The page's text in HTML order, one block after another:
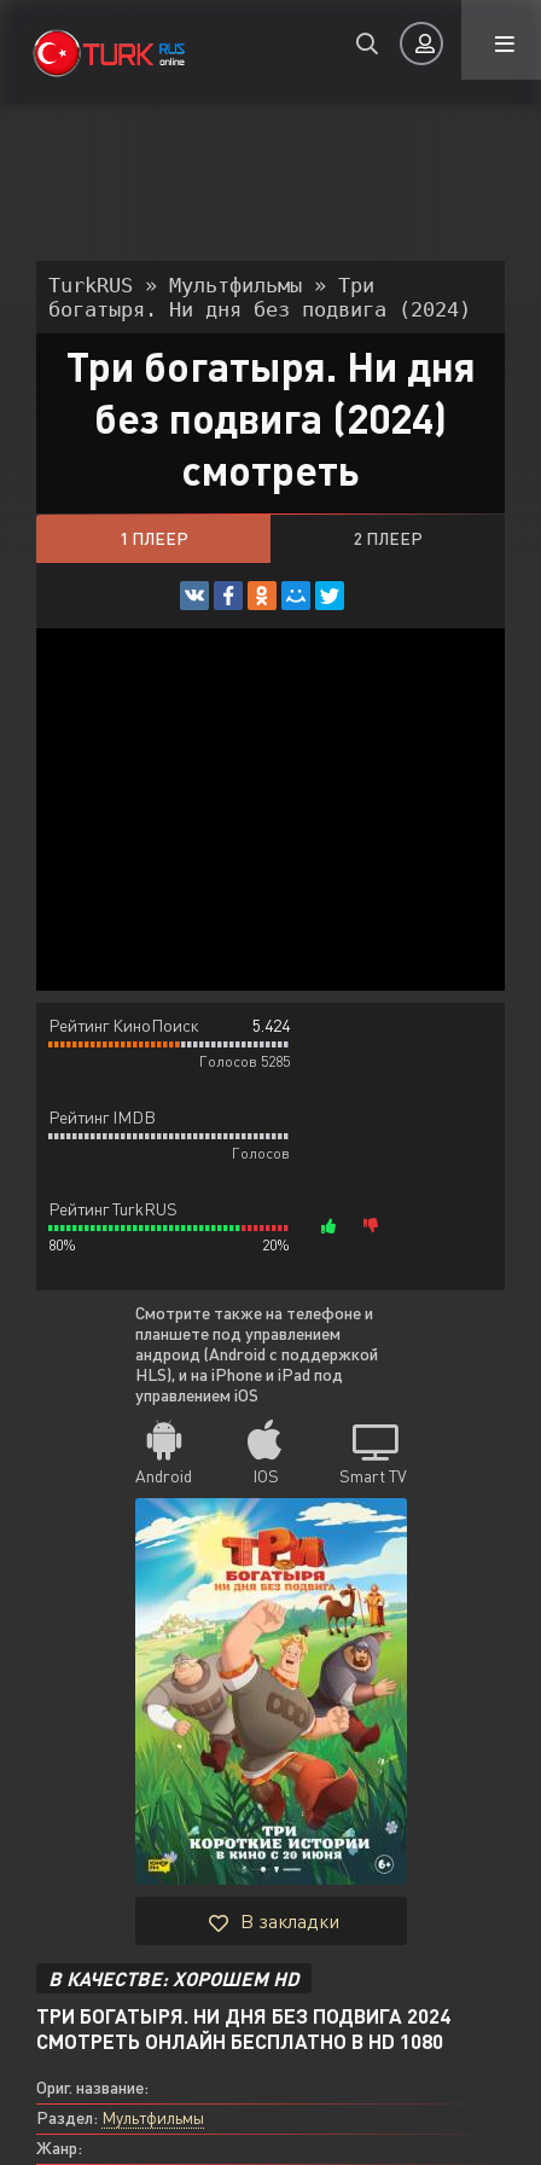
Запомнить
ВОЙТИ НА САЙТ
Восстановить пароль
TurkRUS » Мультфильмы » Три
богатыря. Ни дня без подвига (2024)
Три богатыря. Ни дня
без подвига (2024)
смотреть
1 ПЛЕЕР 2 ПЛЕЕР
Рейтинг КиноПоиск 5.424
Голосов 5285
Рейтинг IMDB
Голосов
Рейтинг TurkRUS
80% 20%
Смотрите также на телефоне и
планшете под управлением
андроид (Android с поддержкой
HLS), и на iPhone и iPad под
управлением iOS
Android IOS Smart TV
В закладки
В КАЧЕСТВЕ: ХОРОШЕМ HD
ТРИ БОГАТЫРЯ. НИ ДНЯ БЕЗ ПОДВИГА 2024
СМОТРЕТЬ ОНЛАЙН БЕСПЛАТНО В HD 1080
Ориг. название:
Раздел: Мультфильмы
Жанр: